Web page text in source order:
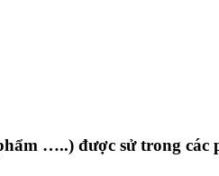
…..) được sử trong các